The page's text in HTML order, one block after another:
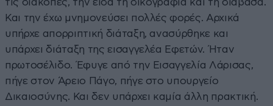
τις διακοπές, την είδα τη δικογραφία και τη διάβασα.
Και την έχω μνημονεύσει πολλές φορές. Αρχικά
υπήρχε απορριπτική διάταξη, ανασύρθηκε και
υπάρχει διάταξη της εισαγγελέα Εφετών. Ήταν
πρωτοσέλιδο. Έφυγε από την Εισαγγελία Λάρισας,
πήγε στον Άρειο Πάγο, πήγε στο υπουργείο
Δικαιοσύνης. Και δεν υπάρχει καμία άλλη πρακτική.